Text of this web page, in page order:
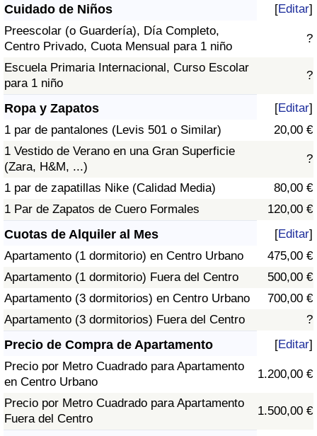
Cuidado de Niños [Editar]
Preescolar (o Guardería), Día Completo,
Centro Privado, Cuota Mensual para 1 niño
?
Escuela Primaria Internacional, Curso Escolar
para 1 niño
?
Ropa y Zapatos [Editar]
1 par de pantalones (Levis 501 o Similar)
20,00 €
1 Vestido de Verano en una Gran Superficie
(Zara, H&M, ...)
?
1 par de zapatillas Nike (Calidad Media)
80,00 €
1 Par de Zapatos de Cuero Formales
120,00 €
Cuotas de Alquiler al Mes [Editar]
Apartamento (1 dormitorio) en Centro Urbano
475,00 €
Apartamento (1 dormitorio) Fuera del Centro
500,00 €
Apartamento (3 dormitorios) en Centro Urbano
700,00 €
Apartamento (3 dormitorios) Fuera del Centro
?
Precio de Compra de Apartamento [Editar]
Precio por Metro Cuadrado para Apartamento
en Centro Urbano
1.200,00 €
Precio por Metro Cuadrado para Apartamento
Fuera del Centro
1.500,00 €